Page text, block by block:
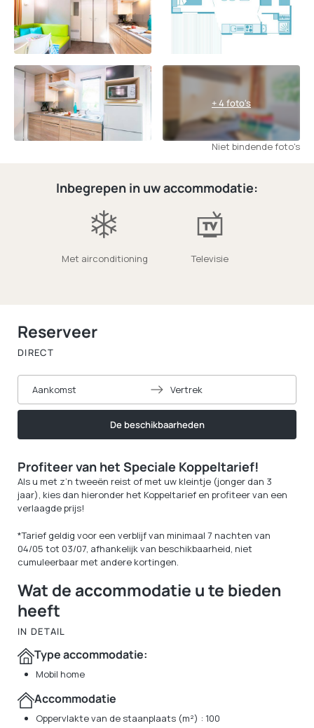
+ 4 foto's
Niet bindende foto's
Inbegrepen in uw accommodatie:
Met airconditioning Televisie
Profiteer van het Speciale Koppeltarief!
Als u met z’n tweeën reist of met uw kleintje (jonger dan 3
jaar), kies dan hieronder het Koppeltarief en profiteer van een
verlaagde prijs!
*Tarief geldig voor een verblijf van minimaal 7 nachten van
04/05 tot 03/07, afhankelijk van beschikbaarheid, niet
cumuleerbaar met andere kortingen.
Wat de accommodatie u te bieden
heeft
IN DETAIL
Type accommodatie:
Mobil home
Accommodatie
Oppervlakte van de staanplaats (m²) : 100
Reserveer
DIRECT
Aankomst Vertrek
De beschikbaarheden